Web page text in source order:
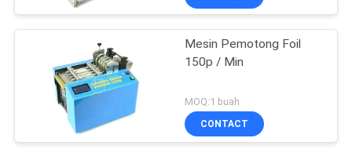
Mesin Pemotong Foil
150p / Min
MOQ:1 buah
CONTACT